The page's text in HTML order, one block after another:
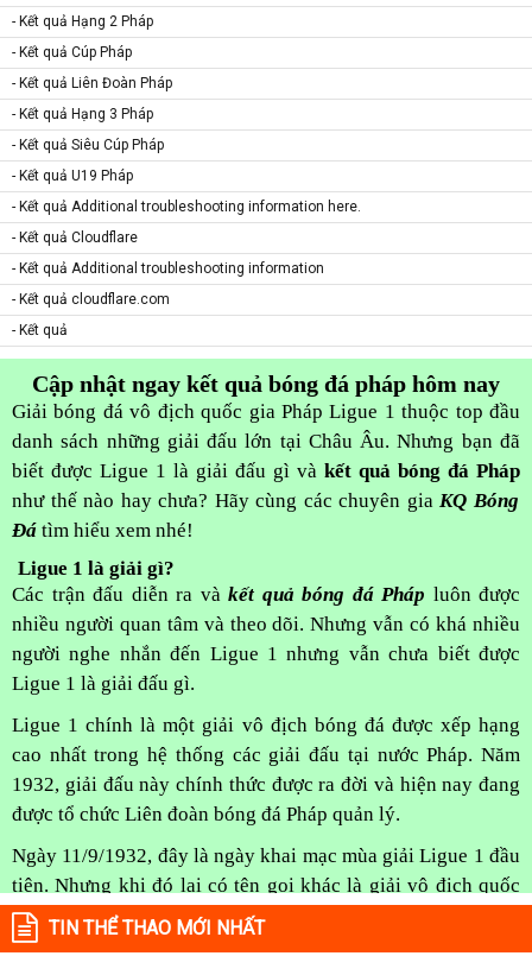
- Kết quả Hạng 2 Pháp
- Kết quả Cúp Pháp
- Kết quả Liên Đoàn Pháp
- Kết quả Hạng 3 Pháp
- Kết quả Siêu Cúp Pháp
- Kết quả U19 Pháp
- Kết quả Additional troubleshooting information here.
- Kết quả Cloudflare
- Kết quả Additional troubleshooting information
- Kết quả cloudflare.com
- Kết quả
Cập nhật ngay kết quả bóng đá pháp hôm nay
Giải bóng đá vô địch quốc gia Pháp Ligue 1 thuộc top đầu
danh sách những giải đấu lớn tại Châu Âu. Nhưng bạn đã
biết được Ligue 1 là giải đấu gì và kết quả bóng đá Pháp
như thế nào hay chưa? Hãy cùng các chuyên gia KQ Bóng
Đá tìm hiểu xem nhé!
Ligue 1 là giải gì?
Các trận đấu diễn ra và kết quả bóng đá Pháp luôn được
nhiều người quan tâm và theo dõi. Nhưng vẫn có khá nhiều
người nghe nhắn đến Ligue 1 nhưng vẫn chưa biết được
Ligue 1 là giải đấu gì.
Ligue 1 chính là một giải vô địch bóng đá được xếp hạng
cao nhất trong hệ thống các giải đấu tại nước Pháp. Năm
1932, giải đấu này chính thức được ra đời và hiện nay đang
được tổ chức Liên đoàn bóng đá Pháp quản lý.
Ngày 11/9/1932, đây là ngày khai mạc mùa giải Ligue 1 đầu
tiên. Nhưng khi đó lại có tên gọi khác là giải vô địch quốc
gia. Vào một năm sau đó, giải đấu đã nhanh chóng được đổi
tên sang Division 1. Đến năm 2002, giải đấu mới được đổi
TIN THỂ THAO MỚI NHẤT